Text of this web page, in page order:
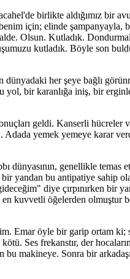
birlikte aldığımız bir
için; elinde
Olsun. Kutladık.
kutladık. Böyle son
her şeye bağlı
bir karanlığa iniş, bir
geldi. Kanserli
Adada yemek yemeye karar
dünyasının, genellikle
yandan bu antipatiye sahip
diye çırpınırken bir
kuvvetli öğelerden olmuştur
Emar öyle bir garip ortam ki;
Ses frekanstır, der
makineye. Sonra bir